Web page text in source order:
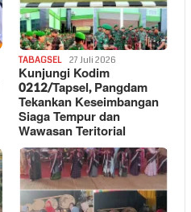
TABAGSEL 27 Juli 2026
Kunjungi Kodim
0212/Tapsel, Pangdam
Tekankan Keseimbangan
Siaga Tempur dan
Wawasan Teritorial